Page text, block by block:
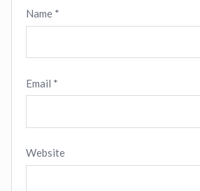
Name *
Email *
Website